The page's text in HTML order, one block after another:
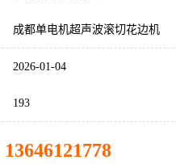
成都单电机超声波滚切花边机
2026-01-04
193
13646121778